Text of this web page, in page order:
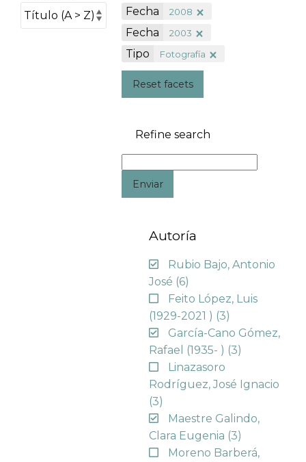
Fecha 2008
Fecha 2003
Tipo Fotografía
Reset facets
Refine search
Enviar
Autoría
Rubio Bajo, Antonio
José (6)
Feito López, Luis
(1929-2021 ) (3)
García-Cano Gómez,
Rafael (1935- ) (3)
Linazasoro
Rodríguez, José Ignacio
(3)
Maestre Galindo,
Clara Eugenia (3)
Moreno Barberá,